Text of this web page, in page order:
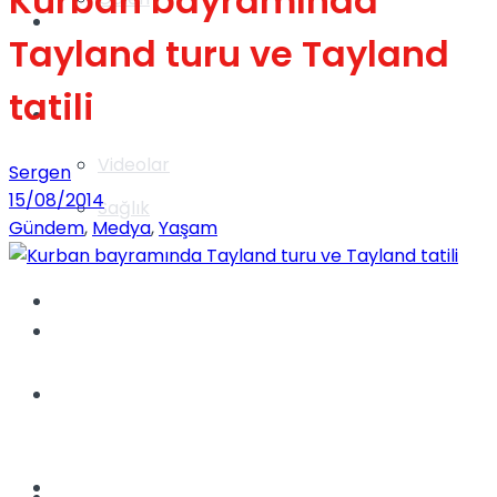
Videolar
Gündem
Yaşam
Sağlık
Tayland turu ve Tayland
tatili
Sergen
15/08/2014
Gündem, Medya,Yaşam